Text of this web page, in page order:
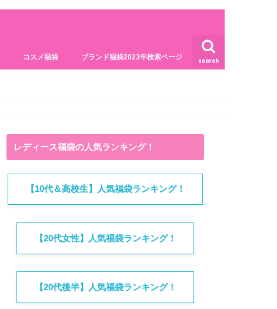
search
コスメ福袋 ブランド福袋2023年検索ページ
レディース福袋の人気ランキング！
【10代＆高校生】人気福袋ランキング！
【20代女性】人気福袋ランキング！
【20代後半】人気福袋ランキング！